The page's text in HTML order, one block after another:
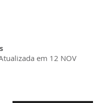
em 12 NOV